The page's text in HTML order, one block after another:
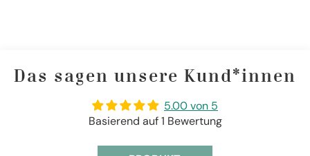
Das sagen unsere Kund*innen
5.00 von 5
Basierend auf 1 Bewertung